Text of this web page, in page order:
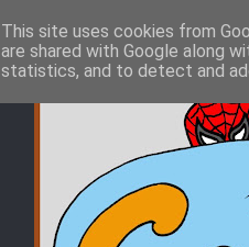
This site uses cookies from
are shared with Google along
statistics, and to detect and